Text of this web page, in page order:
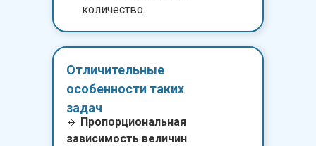
количество.
Отличительные
особенности таких
задач
🔹 Пропорциональная
зависимость величин